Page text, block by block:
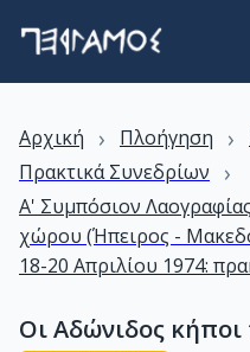
Αρχική › Πλοήγηση ›
Πρακτικά Συνεδρίων ›
Α' Συμπόσιον
χώρου (Ήπειρος -
18-20 Απριλίου 1974:
Οι Αδώνιδος